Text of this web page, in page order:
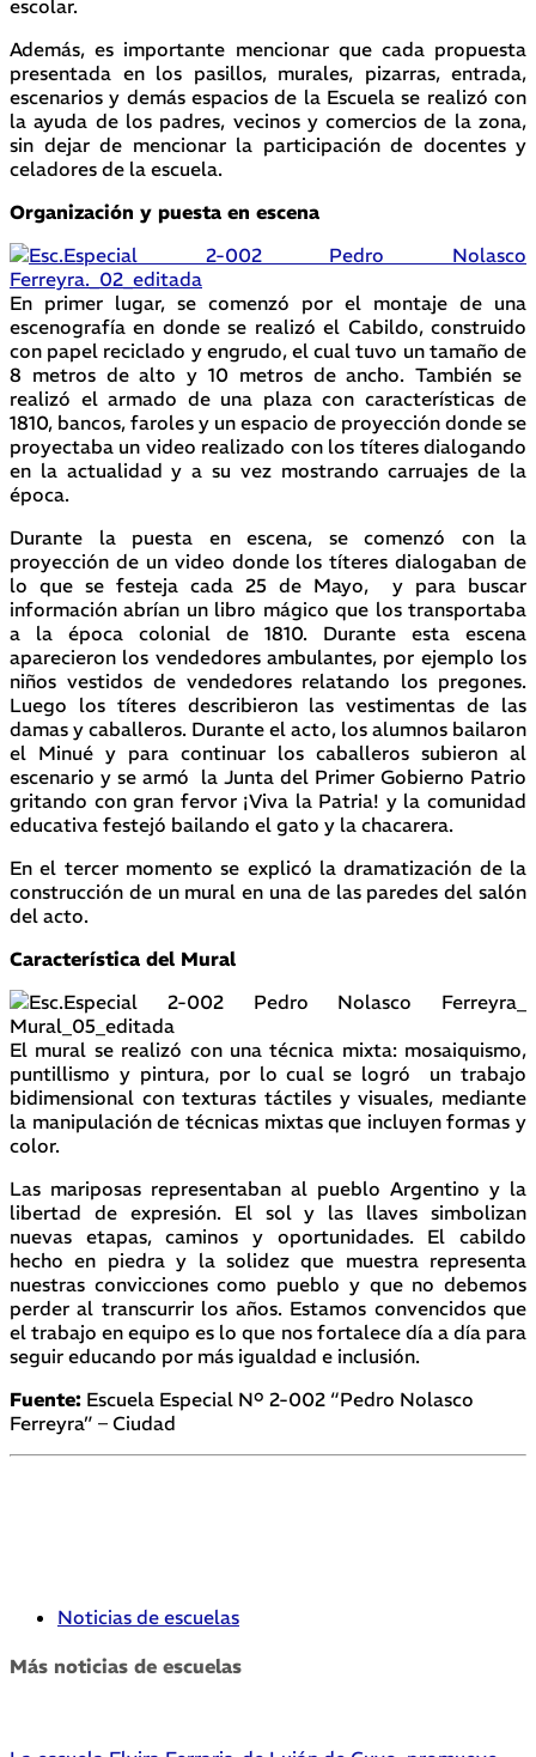
escolar.
Además, es importante mencionar que cada propuesta
presentada en los pasillos, murales, pizarras, entrada,
escenarios y demás espacios de la Escuela se realizó con
la ayuda de los padres, vecinos y comercios de la zona,
sin dejar de mencionar la participación de docentes y
celadores de la escuela.
Organización y puesta en escena
En primer lugar, se comenzó por el montaje de una
escenografía en donde se realizó el Cabildo, construido
con papel reciclado y engrudo, el cual tuvo un tamaño de
8 metros de alto y 10 metros de ancho. También se
realizó el armado de una plaza con características de
1810, bancos, faroles y un espacio de proyección donde se
proyectaba un video realizado con los títeres dialogando
en la actualidad y a su vez mostrando carruajes de la
época.
Durante la puesta en escena, se comenzó con la
proyección de un video donde los títeres dialogaban de
lo que se festeja cada 25 de Mayo, y para buscar
información abrían un libro mágico que los transportaba
a la época colonial de 1810. Durante esta escena
aparecieron los vendedores ambulantes, por ejemplo los
niños vestidos de vendedores relatando los pregones.
Luego los títeres describieron las vestimentas de las
damas y caballeros. Durante el acto, los alumnos bailaron
el Minué y para continuar los caballeros subieron al
escenario y se armó la Junta del Primer Gobierno Patrio
gritando con gran fervor ¡Viva la Patria! y la comunidad
educativa festejó bailando el gato y la chacarera.
En el tercer momento se explicó la dramatización de la
construcción de un mural en una de las paredes del salón
del acto.
Característica del Mural
El mural se realizó con una técnica mixta: mosaiquismo,
puntillismo y pintura, por lo cual se logró un trabajo
bidimensional con texturas táctiles y visuales, mediante
la manipulación de técnicas mixtas que incluyen formas y
color.
Las mariposas representaban al pueblo Argentino y la
libertad de expresión. El sol y las llaves simbolizan
nuevas etapas, caminos y oportunidades. El cabildo
hecho en piedra y la solidez que muestra representa
nuestras convicciones como pueblo y que no debemos
perder al transcurrir los años. Estamos convencidos que
el trabajo en equipo es lo que nos fortalece día a día para
seguir educando por más igualdad e inclusión.
Fuente: Escuela Especial Nº 2-002 “Pedro Nolasco
Ferreyra” – Ciudad
Noticias de escuelas
Más noticias de escuelas